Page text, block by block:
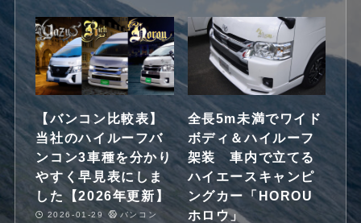
【バンコン比較表】
当社のハイルーフバ
ンコン3車種を分かり
やすく早見表にしま
した【2026年更新】
2026-01-29 バンコン
全長5m未満でワイド
ボディ＆ハイルーフ
架装 車内で立てる
ハイエースキャンピ
ングカー「HOROU
ホロウ」